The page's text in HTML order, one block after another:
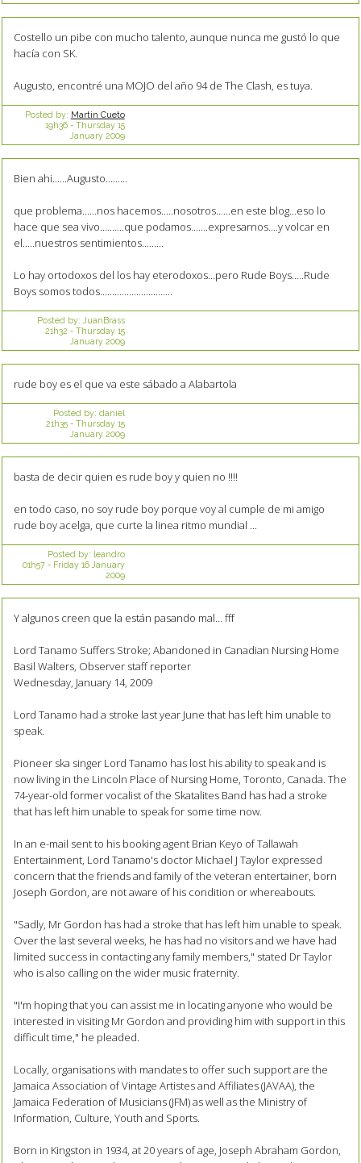
Costello un pibe con mucho talento, aunque nunca me gustó lo que
hacía con SK.
Augusto, encontré una MOJO del año 94 de The Clash, es tuya.
Posted by: Martin Cueto
19h36- Thursday 15
January 2009
Bien ahi......Augusto.........
que problema......nos hacemos.....nosotros......en este blog...eso lo
hace que sea vivo..........que podamos.......expresarnos....y volcar en
el.....nuestros sentimientos.........
Lo hay ortodoxos del los hay eterodoxos...pero Rude Boys.....Rude
Boys somos todos..............................
Posted by: JuanBrass
21h32 - Thursday 15
January 2009
rude boy es el que va este sábado a Alabartola
Posted by: daniel
21h35- Thursday 15
January 2009
basta de decir quien es rude boy y quien no !!!!
en todo caso, no soy rude boy porque voy al cumple de mi amigo
rude boy acelga, que curte la linea ritmo mundial ...
Posted by: leandro
01h57- Friday 16 January
2009
Y algunos creen que la están pasando mal... fff
Lord Tanamo Suffers Stroke; Abandoned in Canadian Nursing Home
Basil Walters, Observer staff reporter
Wednesday, January 14, 2009
Lord Tanamo had a stroke last year June that has left him unable to
speak.
Pioneer ska singer Lord Tanamo has lost his ability to speak and is
now living in the Lincoln Place of Nursing Home, Toronto, Canada. The
74-year-old former vocalist of the Skatalites Band has had a stroke
that has left him unable to speak for some time now.
In an e-mail sent to his booking agent Brian Keyo of Tallawah
Entertainment, Lord Tanamo's doctor Michael J Taylor expressed
concern that the friends and family of the veteran entertainer, born
Joseph Gordon, are not aware of his condition or whereabouts.
"Sadly, Mr Gordon has had a stroke that has left him unable to speak.
Over the last several weeks, he has had no visitors and we have had
limited success in contacting any family members," stated Dr Taylor
who is also calling on the wider music fraternity.
"I'm hoping that you can assist me in locating anyone who would be
interested in visiting Mr Gordon and providing him with support in this
difficult time," he pleaded.
Locally, organisations with mandates to offer such support are the
Jamaica Association of Vintage Artistes and Affiliates (JAVAA), the
Jamaica Federation of Musicians (JFM) as well as the Ministry of
Information, Culture, Youth and Sports.
Born in Kingston in 1934, at 20 years of age, Joseph Abraham Gordon,